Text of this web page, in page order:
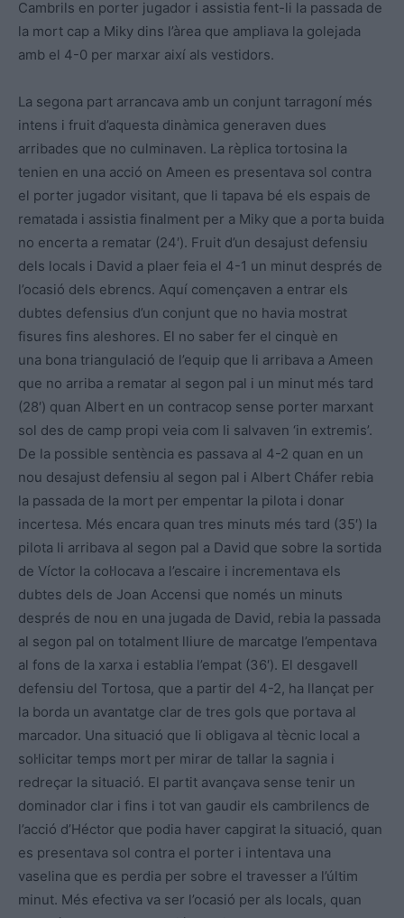
Cambrils en porter jugador i assistia fent-li la passada de
la mort cap a Miky dins l’àrea que ampliava la golejada
amb el 4-0 per marxar així als vestidors.
La segona part arrancava amb un conjunt tarragoní més
intens i fruit d’aquesta dinàmica generaven dues
arribades que no culminaven. La rèplica tortosina la
tenien en una acció on Ameen es presentava sol contra
el porter jugador visitant, que li tapava bé els espais de
rematada i assistia finalment per a Miky que a porta buida
no encerta a rematar (24′). Fruit d’un desajust defensiu
dels locals i David a plaer feia el 4-1 un minut després de
l’ocasió dels ebrencs. Aquí començaven a entrar els
dubtes defensius d’un conjunt que no havia mostrat
fisures fins aleshores. El no saber fer el cinquè en
una bona triangulació de l’equip que li arribava a Ameen
que no arriba a rematar al segon pal i un minut més tard
(28′) quan Albert en un contracop sense porter marxant
sol des de camp propi veia com li salvaven ‘in extremis’.
De la possible sentència es passava al 4-2 quan en un
nou desajust defensiu al segon pal i Albert Cháfer rebia
la passada de la mort per empentar la pilota i donar
incertesa. Més encara quan tres minuts més tard (35′) la
pilota li arribava al segon pal a David que sobre la sortida
de Víctor la col·locava a l’escaire i incrementava els
dubtes dels de Joan Accensi que només un minuts
després de nou en una jugada de David, rebia la passada
al segon pal on totalment lliure de marcatge l’empentava
al fons de la xarxa i establia l’empat (36′). El desgavell
defensiu del Tortosa, que a partir del 4-2, ha llançat per
la borda un avantatge clar de tres gols que portava al
marcador. Una situació que li obligava al tècnic local a
sol·licitar temps mort per mirar de tallar la sagnia i
redreçar la situació. El partit avançava sense tenir un
dominador clar i fins i tot van gaudir els cambrilencs de
l’acció d’Héctor que podia haver capgirat la situació, quan
es presentava sol contra el porter i intentava una
vaselina que es perdia per sobre el travesser a l’últim
minut. Més efectiva va ser l’ocasió per als locals, quan